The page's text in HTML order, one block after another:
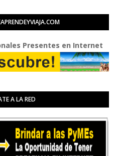
en Internet
A LA RED